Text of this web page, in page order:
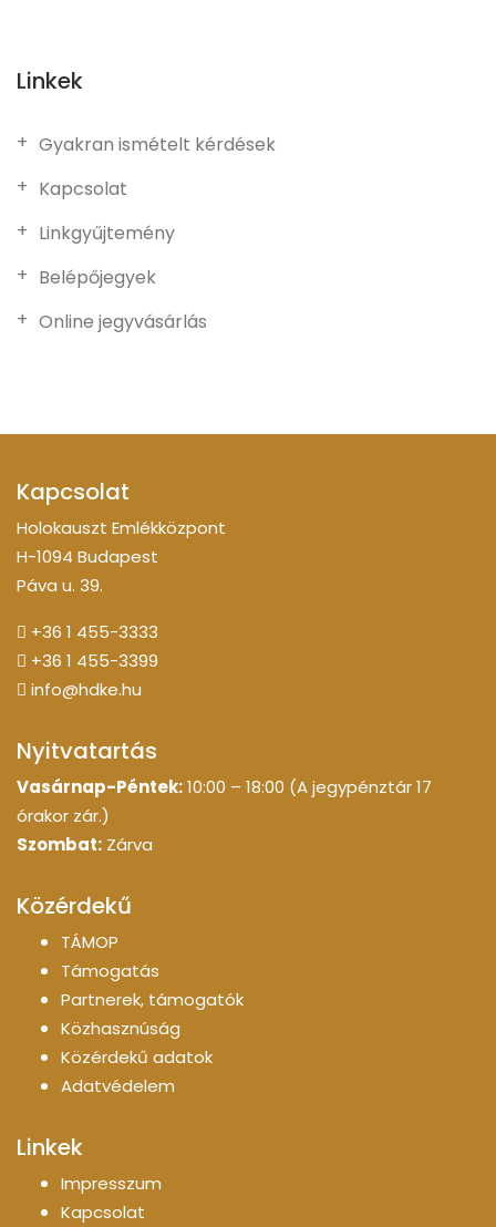
Linkek
Gyakran ismételt kérdések
Kapcsolat
Linkgyűjtemény
Belépőjegyek
Online jegyvásárlás
Kapcsolat
Holokauszt Emlékközpont
H-1094 Budapest
Páva u. 39.
+36 1 455-3333
+36 1 455-3399
info@hdke.hu
Nyitvatartás
Vasárnap-Péntek:10:00 – 18:00 (A jegypénztár 17
órakor zár.)
Szombat: Zárva
Közérdekű
TÁMOP
Támogatás
Partnerek, támogatók
Közhasznúság
Közérdekű adatok
Adatvédelem
Linkek
Impresszum
Kapcsolat